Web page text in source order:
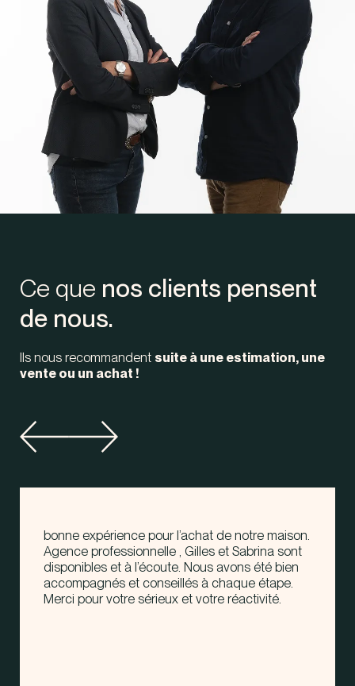
Ce que nos clients pensent
de nous.
Ils nous recommandent suite à une estimation, une
vente ou un achat !
bonne expérience pour l’achat de notre maison.
Agence professionnelle , Gilles et Sabrina sont
disponibles et à l’écoute. Nous avons été bien
accompagnés et conseillés à chaque étape.
Merci pour votre sérieux et votre réactivité.